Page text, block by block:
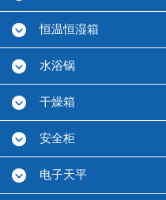
恒温恒湿箱
水浴锅
干燥箱
安全柜
电子天平